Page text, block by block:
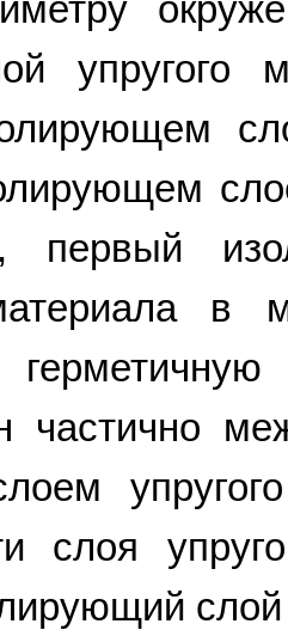
упругого
первый
в
частично
слоя
слой